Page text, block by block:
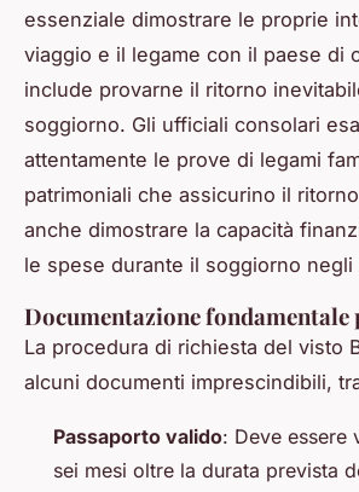
essenziale dimostrare le proprie
viaggio e il legame con il paese di
include provarne il ritorno
soggiorno. Gli ufficiali consolari
attentamente le prove di legami
patrimoniali che assicurino il
anche dimostrare la capacità
le spese durante il soggiorno negli
Documentazione fondamentale
La procedura di richiesta del visto
alcuni documenti imprescindibili,
Passaporto valido: Deve essere
sei mesi oltre la durata prevista